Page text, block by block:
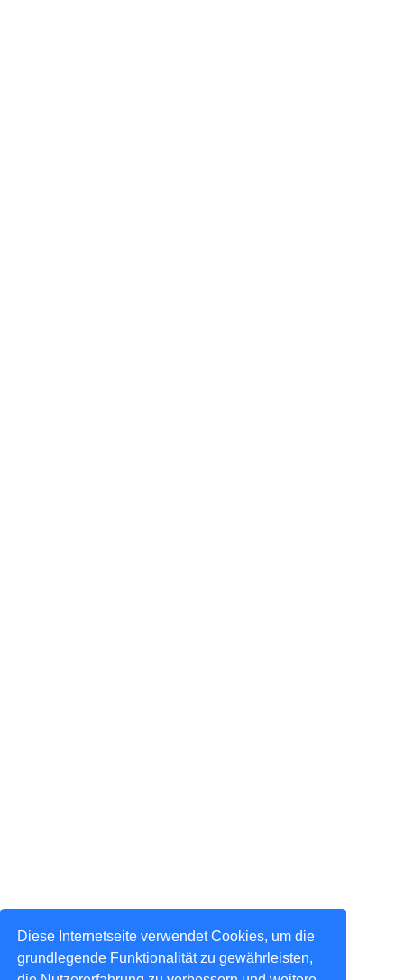
Diese Internetseite verwendet Cookies, um die
grundlegende Funktionalität zu gewährleisten,